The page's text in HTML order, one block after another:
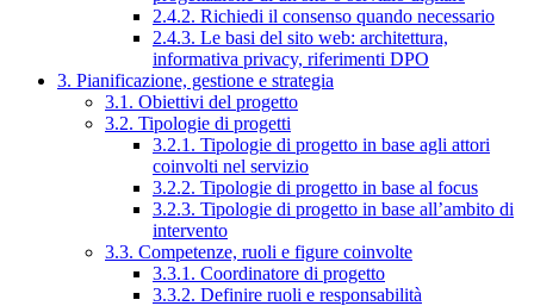
2.4.2. Richiedi il consenso quando necessario
2.4.3. Le basi del sito web: architettura,
informativa privacy, riferimenti DPO
3. Pianificazione, gestione e strategia
3.1. Obiettivi del progetto
3.2. Tipologie di progetti
3.2.1. Tipologie di progetto in base agli attori
coinvolti nel servizio
3.2.2. Tipologie di progetto in base al focus
3.2.3. Tipologie di progetto in base all’ambito di
intervento
3.3. Competenze, ruoli e figure coinvolte
3.3.1. Coordinatore di progetto
3.3.2. Definire ruoli e responsabilità